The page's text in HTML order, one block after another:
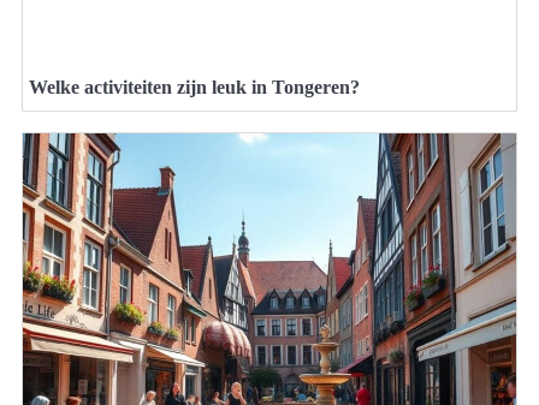
Welke activiteiten zijn leuk in Tongeren?